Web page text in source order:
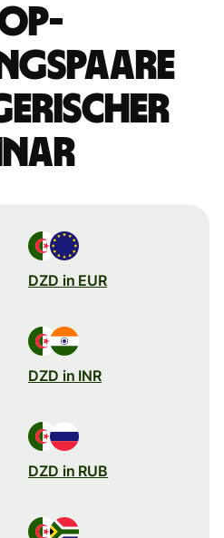
DZD in EUR
DZD in INR
DZD in RUB